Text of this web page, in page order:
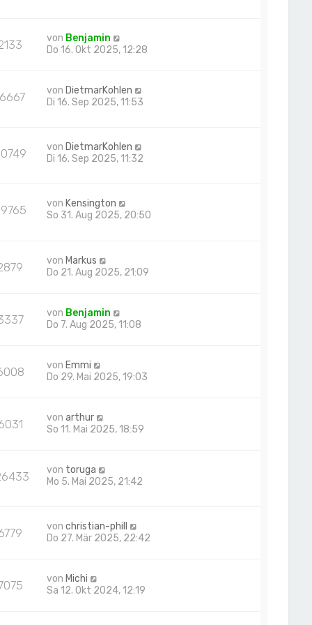
von Benjamin
Do 16. Okt 2025, 12:28
von DietmarKohlen
Di 16. Sep 2025, 11:53
von DietmarKohlen
Di 16. Sep 2025, 11:32
von Kensington
So 31. Aug 2025, 20:50
von Markus
Do 21. Aug 2025, 21:09
von Benjamin
Do 7. Aug 2025, 11:08
von Emmi
Do 29. Mai 2025, 19:03
vonarthur
So 11. Mai 2025, 18:59
von toruga
Mo 5. Mai 2025, 21:42
vonchristian-phill
Do 27. Mär 2025, 22:42
von Michi
Sa 12. Okt 2024, 12:19